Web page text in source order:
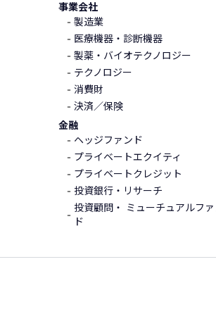
事業会社
製造業
医療機器・診断機器
製薬・バイオテクノロジー
テクノロジー
消費財
決済／保険
金融
ヘッジファンド
プライベートエクイティ
プライベートクレジット
投資銀行・リサーチ
投資顧問・ ミューチュアルフ
ド